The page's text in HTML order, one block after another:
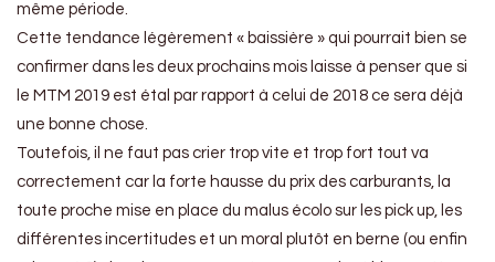
même période.
Cette tendance légèrement « baissière » qui pourrait bien se
confirmer dans les deux prochains mois laisse à penser que si
le MTM 2019 est étal par rapport à celui de 2018 ce sera déjà
une bonne chose.
Toutefois, il ne faut pas crier trop vite et trop fort tout va
correctement car la forte hausse du prix des carburants, la
toute proche mise en place du malus écolo sur les pick up, les
différentes incertitudes et un moral plutôt en berne (ou enfin